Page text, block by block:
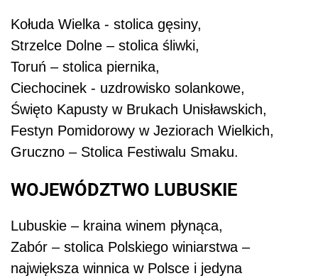
Kołuda Wielka - stolica gęsiny,
Strzelce Dolne – stolica śliwki,
Toruń – stolica piernika,
Ciechocinek - uzdrowisko solankowe,
Święto Kapusty w Brukach Unisławskich,
Festyn Pomidorowy w Jeziorach Wielkich,
Gruczno – Stolica Festiwalu Smaku.
WOJEWÓDZTWO LUBUSKIE
Lubuskie – kraina winem płynąca,
Zabór – stolica Polskiego winiarstwa –
największa winnica w Polsce i jedyna